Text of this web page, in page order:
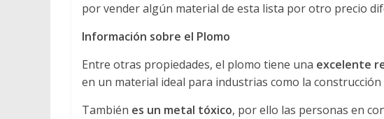
por vender algún material de esta lista por otro precio
Información sobre el Plomo
Entre otras propiedades, el plomo tiene una excelente
en un material ideal para industrias como la construcción
También es un metal tóxico, por ello las personas en